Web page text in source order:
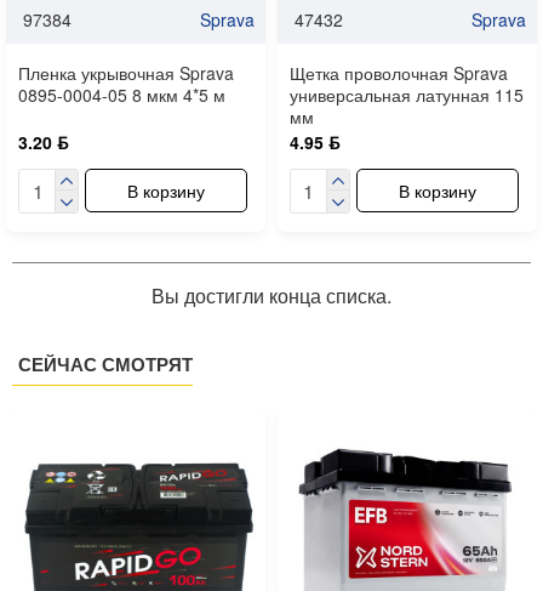
97384 Sprava
Пленка укрывочная Sprava
0895-0004-05 8 мкм 4*5 м
3.20 ƃ
В корзину
47432 Sprava
Щетка проволочная Sprava
универсальная латунная 115
мм
4.95 ƃ
В корзину
Вы достигли конца списка.
СЕЙЧАС СМОТРЯТ